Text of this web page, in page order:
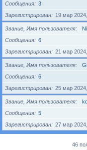
Сообщения
3
Зарегистрирован
19 мар
Звание, Имя пользователя
Сообщения
6
Зарегистрирован
21 мар
Звание, Имя пользователя
Сообщения
6
Зарегистрирован
25 мар
Звание, Имя пользователя
Сообщения
5
Зарегистрирован
27 мар
46